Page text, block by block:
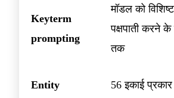
Keyterm
prompting
मॉडल को
पक्षपाती करने
तक
Entity
56 इकाई प्रकार